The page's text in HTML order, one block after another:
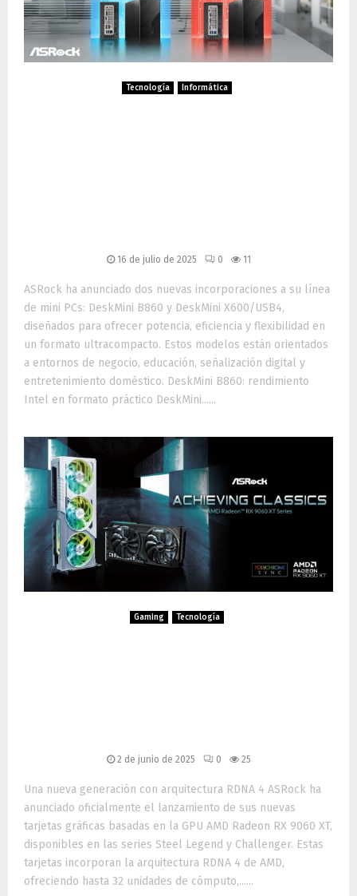
Tecnología Informática
16 de julio de 2025 0 11
ASRock ha anunciado dos nuevas incorporaciones a su línea
de mini PCs: DeskMini B860 y DeskMini X600/USB4,
diseñados para ofrecer potencia, eficiencia y flexibilidad en
un formato ultracompacto. Estos modelos están orientados
a entornos de negocio, educación, señalización digital y
entretenimiento doméstico. DeskMini B860: rendimiento
Intel en formato práctico DeskMini......
Gaming Tecnología
2 de junio de 2025 0 25
Una nueva generación con arquitectura RDNA 4 ASRock ha
anunciado oficialmente el lanzamiento de sus nuevas
tarjetas gráficas basadas en la GPU AMD Radeon RX 9060 XT,
disponibles en las series Steel Legend y Challenger. Estas
tarjetas incorporan la arquitectura RDNA 4 de AMD,
ofreciendo hasta 32 unidades de cómputo,......